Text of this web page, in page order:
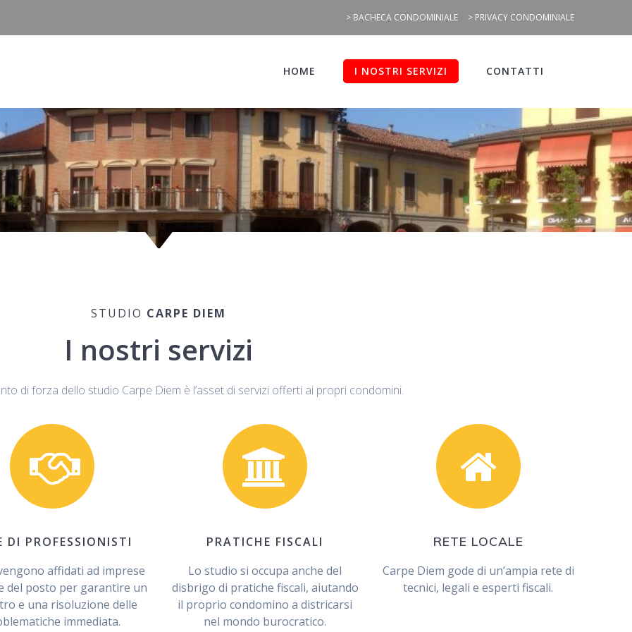
> BACHECA CONDOMINIALE > PRIVACY CONDOMINIALE
HOME I NOSTRI SERVIZI CONTATTI
STUDIO CARPE DIEM
I nostri servizi
di forza dello studio Carpe Diem è l’asset di servizi offerti ai propri condomini.
DI PROFESSIONISTI
affidati ad imprese
del posto per garantire un
e una risoluzione delle
immediata.
PRATICHE FISCALI
Lo studio si occupa anche del
disbrigo di pratiche fiscali, aiutando
il proprio condomino a districarsi
nel mondo burocratico.
RETE LOCALE
Carpe Diem gode di un’ampia rete di
tecnici, legali e esperti fiscali.